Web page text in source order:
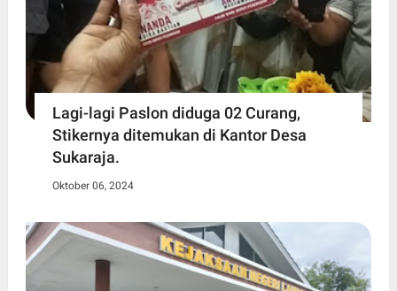
Lagi-lagi Paslon diduga 02 Curang,
Stikernya ditemukan di Kantor Desa
Sukaraja.
Oktober 06, 2024